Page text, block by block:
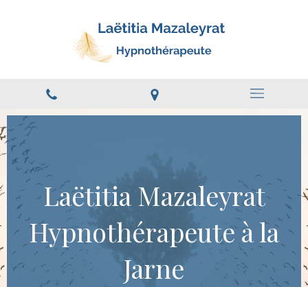
Laëtitia Mazaleyrat
Hypnothérapeute à la
Jarne